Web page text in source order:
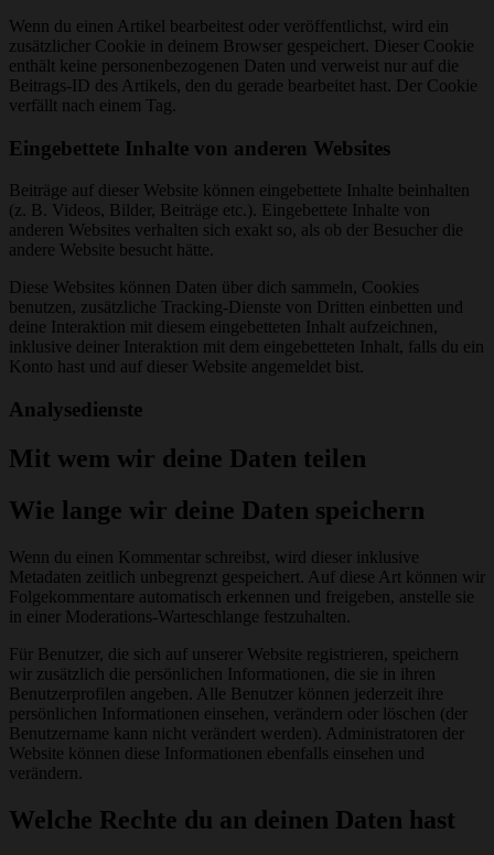
Wenn du einen Artikel bearbeitest oder veröffentlichst, wird ein
zusätzlicher Cookie in deinem Browser gespeichert. Dieser Cookie
enthält keine personenbezogenen Daten und verweist nur auf die
Beitrags-ID des Artikels, den du gerade bearbeitet hast. Der Cookie
verfällt nach einem Tag.
Eingebettete Inhalte von anderen Websites
Beiträge auf dieser Website können eingebettete Inhalte beinhalten
(z. B. Videos, Bilder, Beiträge etc.). Eingebettete Inhalte von
anderen Websites verhalten sich exakt so, als ob der Besucher die
andere Website besucht hätte.
Diese Websites können Daten über dich sammeln, Cookies
benutzen, zusätzliche Tracking-Dienste von Dritten einbetten und
deine Interaktion mit diesem eingebetteten Inhalt aufzeichnen,
inklusive deiner Interaktion mit dem eingebetteten Inhalt, falls du ein
Konto hast und auf dieser Website angemeldet bist.
Analysedienste
Mit wem wir deine Daten teilen
Wie lange wir deine Daten speichern
Wenn du einen Kommentar schreibst, wird dieser inklusive
Metadaten zeitlich unbegrenzt gespeichert. Auf diese Art können wir
Folgekommentare automatisch erkennen und freigeben, anstelle sie
in einer Moderations-Warteschlange festzuhalten.
Für Benutzer, die sich auf unserer Website registrieren, speichern
wir zusätzlich die persönlichen Informationen, die sie in ihren
Benutzerprofilen angeben. Alle Benutzer können jederzeit ihre
persönlichen Informationen einsehen, verändern oder löschen (der
Benutzername kann nicht verändert werden). Administratoren der
Website können diese Informationen ebenfalls einsehen und
verändern.
Welche Rechte du an deinen Daten hast